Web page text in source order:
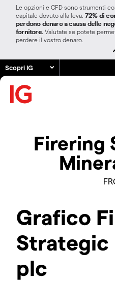
Le opzioni e CFD sono strumenti
capitale dovuto alla leva. 72% di
perdono denaro a causa delle
fornitore. Valutate se potete
perdere il vostro denaro.
Scopri IG
Firering
Grafico
Strategic
plc